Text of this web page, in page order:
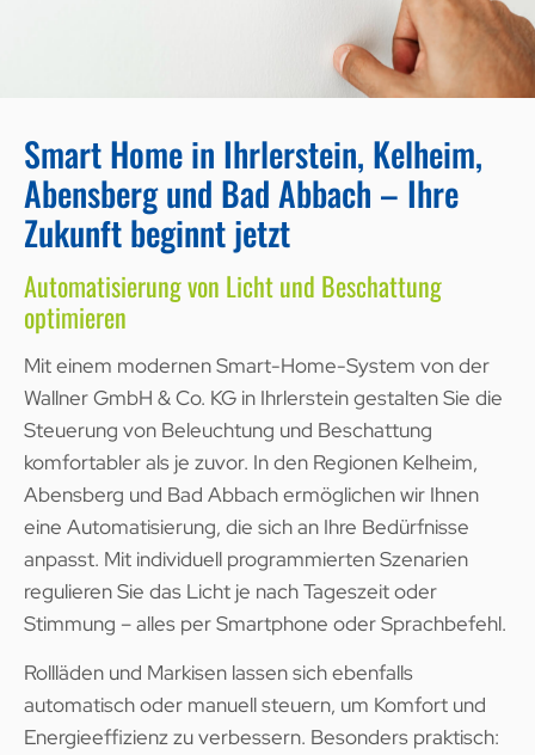
Smart Home in Ihrlerstein, Kelheim,
Abensberg und Bad Abbach – Ihre
Zukunft beginnt jetzt
Automatisierung von Licht und Beschattung
optimieren
Mit einem modernen Smart-Home-System von der
Wallner GmbH & Co. KG in Ihrlerstein gestalten Sie die
Steuerung von Beleuchtung und Beschattung
komfortabler als je zuvor. In den Regionen Kelheim,
Abensberg und Bad Abbach ermöglichen wir Ihnen
eine Automatisierung, die sich an Ihre Bedürfnisse
anpasst. Mit individuell programmierten Szenarien
regulieren Sie das Licht je nach Tageszeit oder
Stimmung – alles per Smartphone oder Sprachbefehl.
Rollläden und Markisen lassen sich ebenfalls
automatisch oder manuell steuern, um Komfort und
Energieeffizienz zu verbessern. Besonders praktisch: